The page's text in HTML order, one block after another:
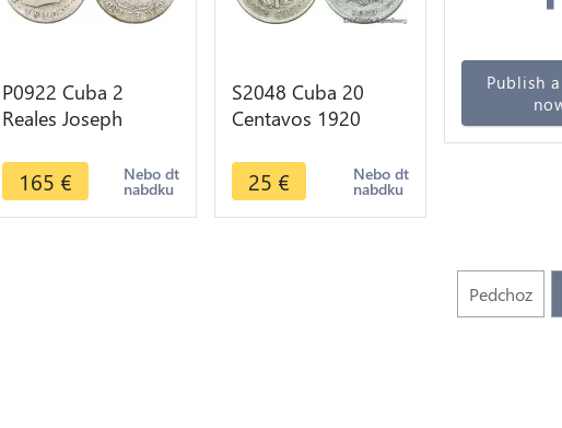
P0922 Cuba 2
Reales Joseph
1841
Countermarked
Treillis Silver
165 € Nebo dt
nabdku
S2048 Cuba 20
Centavos 1920
25 € Nebo dt
nabdku
Publish
Pedchoz